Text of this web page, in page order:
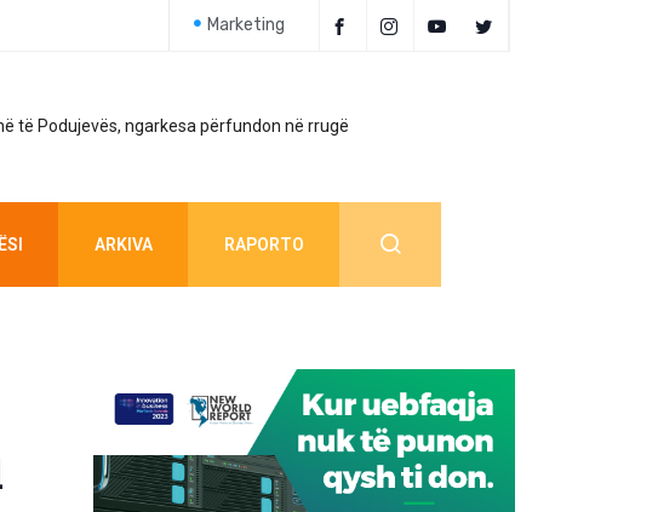
Marketing
të Podujevës, ngarkesa përfundon në rrugë
ARKIVA RAPORTO